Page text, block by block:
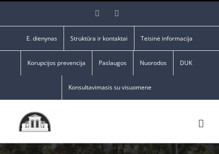
Facebook
E. dienynas Struktūra ir kontaktai Teisinė informacija
Korupcijos prevencija Paslaugos Nuorodos DUK
Konsultavimasis su visuomene